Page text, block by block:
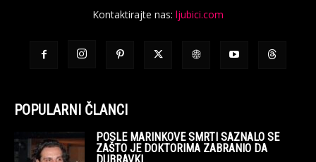
Kontaktirajte nas: ljubici.com
POPULARNI ČLANCI
POSLE MARINKOVE SMRTI SAZNALO SE
ZAŠTO JE DOKTORIMA ZABRANIO DA